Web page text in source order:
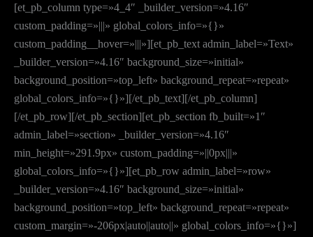
[et_pb_column type=»4_4″ _builder_version=»4.16″
custom_padding=»|||» global_colors_info=»{}»
custom_padding__hover=»|||»][et_pb_text admin_label=»Text»
_builder_version=»4.16″ background_size=»initial»
background_position=»top_left» background_repeat=»repeat»
global_colors_info=»{}»][/et_pb_text][/et_pb_column]
[/et_pb_row][/et_pb_section][et_pb_section fb_built=»1″
admin_label=»section» _builder_version=»4.16″
min_height=»291.9px» custom_padding=»||0px|||»
global_colors_info=»{}»][et_pb_row admin_label=»row»
_builder_version=»4.16″ background_size=»initial»
background_position=»top_left» background_repeat=»repeat»
custom_margin=»-206px|auto||auto||» global_colors_info=»{}»]